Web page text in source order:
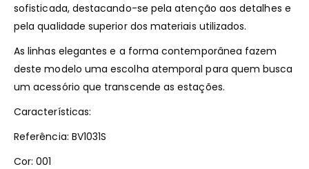
sofisticada, destacando-se pela atenção aos detalhes e
pela qualidade superior dos materiais utilizados.
As linhas elegantes e a forma contemporânea fazem
deste modelo uma escolha atemporal para quem busca
um acessório que transcende as estações.
Características:
Referência: BV1031S
Cor: 001